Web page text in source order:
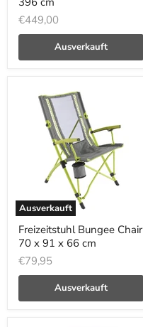
€449,00
Ausverkauft
Ausverkauft
Freizeitstuhl Bungee Chair
70 x 91 x 66 cm
€79,95
Ausverkauft